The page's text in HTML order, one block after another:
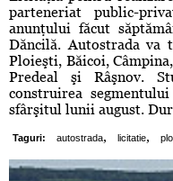
parteneriat public-
anunţului făcut
Dăncilă. Autostrada va
Ploieşti, Băicoi,
Predeal şi Râşnov.
construirea
sfârşitul lunii august.
Taguri: autostrada, licitatie,